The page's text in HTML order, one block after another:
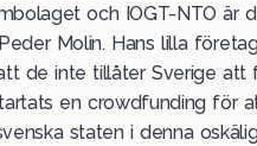
och IOGT-NTO är
Molin. Hans lilla
de inte tillåter Sverige att
en crowdfunding för
staten i denna